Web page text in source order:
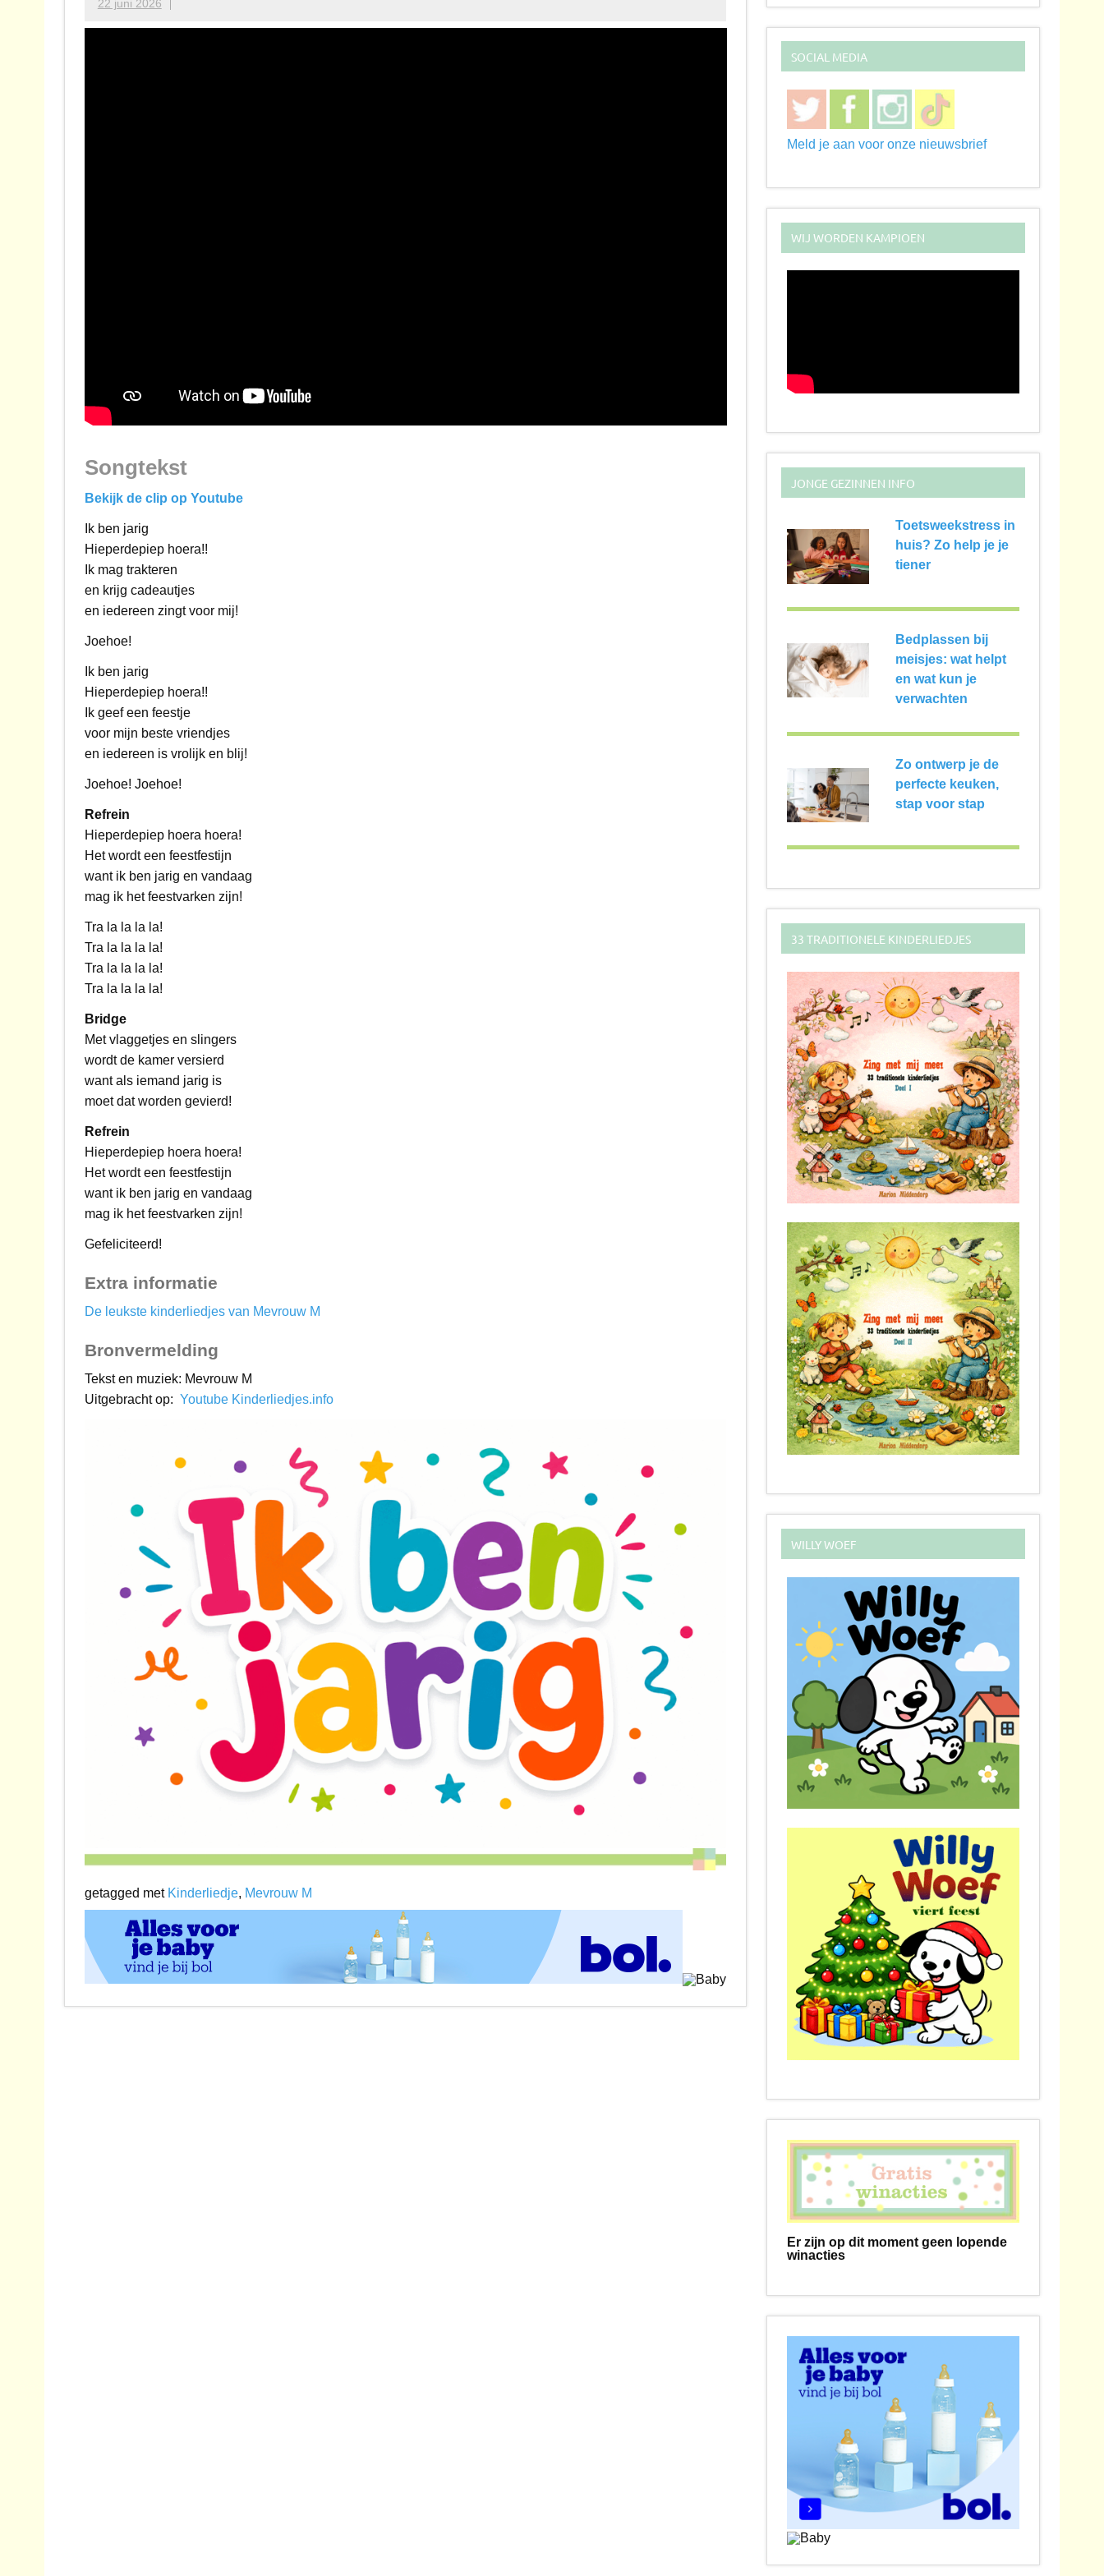
22 juni 2026
Songtekst
Bekijk de clip op Youtube
Ik ben jarig
Hieperdepiep hoera!!
Ik mag trakteren
en krijg cadeautjes
en iedereen zingt voor mij!
Joehoe!
Ik ben jarig
Hieperdepiep hoera!!
Ik geef een feestje
voor mijn beste vriendjes
en iedereen is vrolijk en blij!
Joehoe! Joehoe!
Refrein
Hieperdepiep hoera hoera!
Het wordt een feestfestijn
want ik ben jarig en vandaag
mag ik het feestvarken zijn!
Tra la la la la!
Tra la la la la!
Tra la la la la!
Tra la la la la!
Bridge
Met vlaggetjes en slingers
wordt de kamer versierd
want als iemand jarig is
moet dat worden gevierd!
Refrein
Hieperdepiep hoera hoera!
Het wordt een feestfestijn
want ik ben jarig en vandaag
mag ik het feestvarken zijn!
Gefeliciteerd!
Extra informatie
De leukste kinderliedjes van Mevrouw M
Bronvermelding
Tekst en muziek: Mevrouw M
Uitgebracht op: Youtube Kinderliedjes.info
getagged met Kinderliedje, Mevrouw M
SOCIAL MEDIA
Meld je aan voor onze nieuwsbrief
WIJ WORDEN KAMPIOEN
JONGE GEZINNEN INFO
Toetsweekstress in
huis? Zo help je je
tiener
Bedplassen bij
meisjes: wat helpt
en wat kun je
verwachten
Zo ontwerp je de
perfecte keuken,
stap voor stap
33 TRADITIONELE KINDERLIEDJES
WILLY WOEF
Er zijn op dit moment geen lopende
winacties